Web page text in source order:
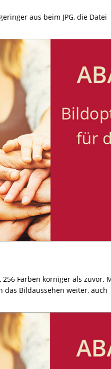
aus beim JPG, die Datei
Farben körniger als zuvor.
das Bildaussehen weiter, auch